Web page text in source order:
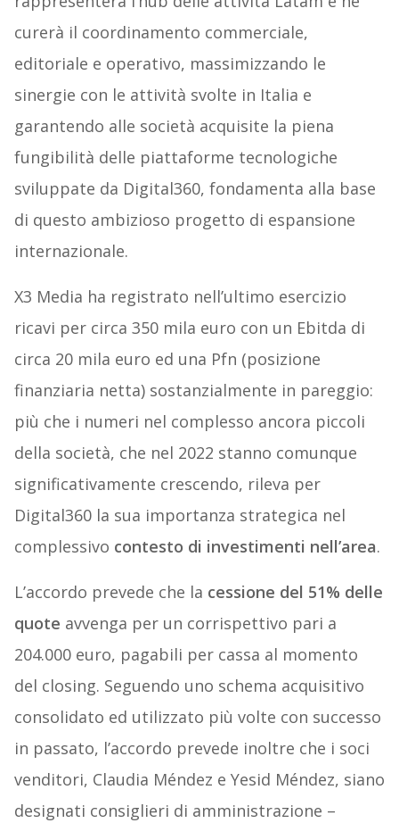
curerà il coordinamento commerciale,
editoriale e operativo, massimizzando le
sinergie con le attività svolte in Italia e
garantendo alle società acquisite la piena
fungibilità delle piattaforme tecnologiche
sviluppate da Digital360, fondamenta alla base
di questo ambizioso progetto di espansione
internazionale.
X3 Media ha registrato nell’ultimo esercizio
ricavi per circa 350 mila euro con un Ebitda di
circa 20 mila euro ed una Pfn (posizione
finanziaria netta) sostanzialmente in pareggio:
più che i numeri nel complesso ancora piccoli
della società, che nel 2022 stanno comunque
significativamente crescendo, rileva per
Digital360 la sua importanza strategica nel
complessivo contesto di investimenti nell’area.
L’accordo prevede che la cessione del 51% delle
quote avvenga per un corrispettivo pari a
204.000 euro, pagabili per cassa al momento
del closing. Seguendo uno schema acquisitivo
consolidato ed utilizzato più volte con successo
in passato, l’accordo prevede inoltre che i soci
venditori, Claudia Méndez e Yesid Méndez, siano
designati consiglieri di amministrazione –